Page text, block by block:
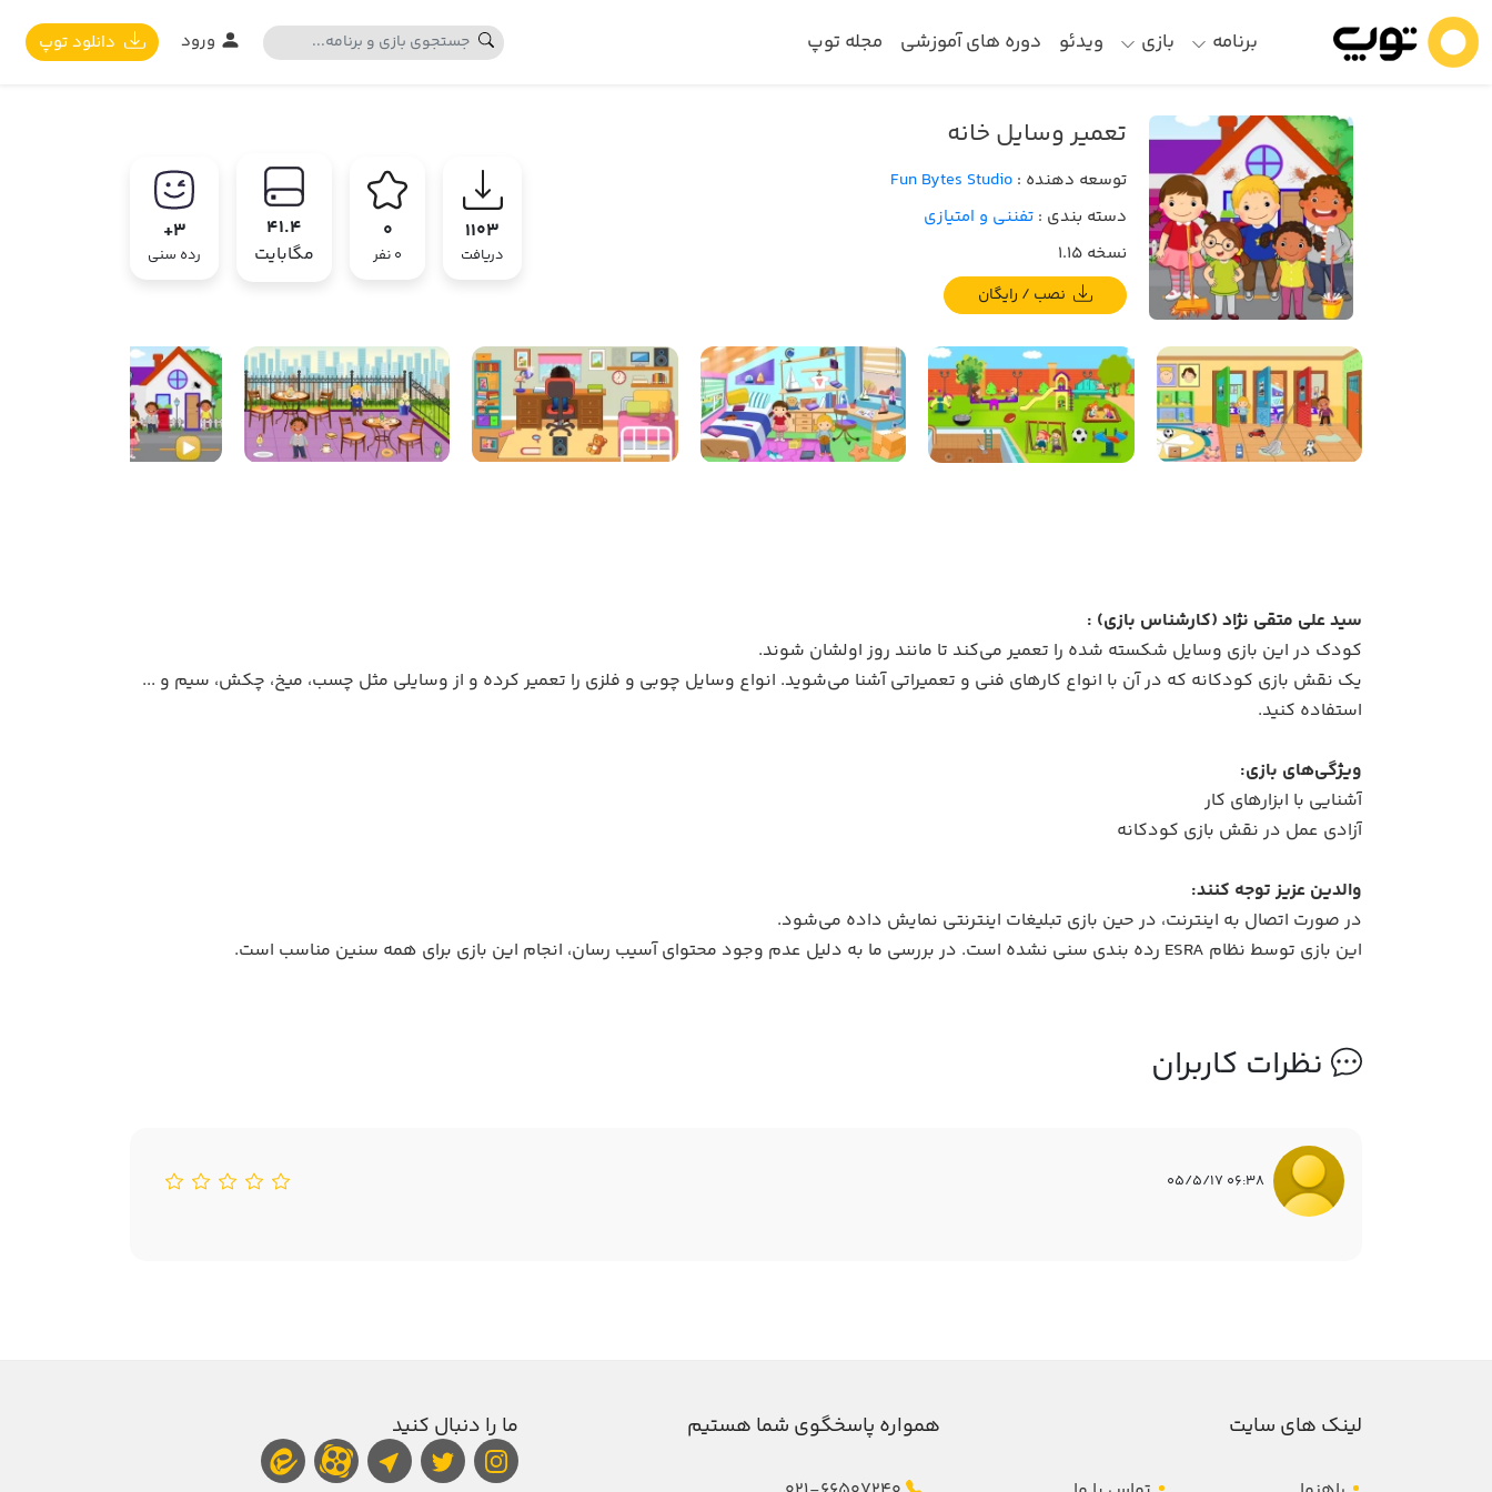
برنامه بازی ویدئو دوره های آموزشی مجله توپ دانلود توپ
تعمیر وسایل خانه
توسعه دهنده : Fun Bytes Studio
دسته بندی : تفننی و امتیازی
نسخه 1.15
1103
دریافت
0
0 نفر
41.4
مگابایت
3+
رده سنی
سید علی متقی نژاد (کارشناس بازی) :
کودک در این بازی وسایل شکسته شده را تعمیر می‌کند تا مانند روز اولشان شوند.
یک نقش بازی کودکانه که در آن با انواع کارهای فنی و تعمیراتی آشنا می‌شوید. انواع وسایل چوبی و فلزی را تعمیر کرده و از وسایلی مثل چسب، میخ، چکش، سیم و ...
استفاده کنید.
ویژگی‌های بازی:
آشنایی با ابزارهای کار
آزادی عمل در نقش بازی کودکانه
والدین عزیز توجه کنند:
در صورت اتصال به اینترنت، در حین بازی تبلیغات اینترنتی نمایش داده می‌شود.
این بازی توسط نظام ESRA رده بندی سنی نشده است. در بررسی ما به دلیل عدم وجود محتوای آسیب رسان، انجام این بازی برای همه سنین مناسب است.
نظرات کاربران
06:38 05/5/17
لینک های سایت همواره پاسخگوی شما هستیم ما را دنبال کنید